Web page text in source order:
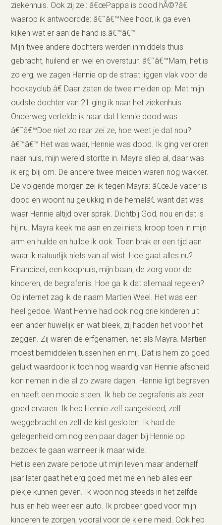
ziekenhuis. Ook zij zei: â€œPappa is dood hÃ©?â€
waarop ik antwoordde: â€˜â€™Nee hoor, ik ga even
kijken wat er aan de hand is.â€™â€™
Mijn twee andere dochters werden inmiddels thuis
gebracht, huilend en wel en overstuur. â€˜â€™Mam, het is
zo erg, we zagen Hennie op de straat liggen vlak voor de
hockeyclub.â€ Daar zaten de twee meiden op. Met mijn
oudste dochter van 21 ging ik naar het ziekenhuis.
Onderweg vertelde ik haar dat Hennie dood was.
â€˜â€™Doe niet zo raar zei ze, hoe weet je dat nou?
â€™â€™ Het was waar, Hennie was dood. Ik ging verloren
naar huis, mijn wereld stortte in. Mayra sliep al, daar was
ik erg blij om. De andere twee meiden waren nog wakker.
De volgende morgen zei ik tegen Mayra: â€œJe vader is
dood en woont nu gelukkig in de hemelâ€ want dat was
waar Hennie altijd over sprak. Dichtbij God, nou en dat is
hij nu. Mayra keek me aan en zei niets, kroop toen in mijn
arm en huilde en huilde ik ook. Toen brak er een tijd aan
waar ik natuurlijk niets van af wist. Hoe gaat alles nu?
Financieel, een koophuis, mijn baan, de zorg voor de
kinderen, de begrafenis. Hoe ga ik dat allemaal regelen?
Op internet zag ik de naam Martien Weel. Het was een
heel gedoe. Want Hennie had ook nog drie kinderen uit
een ander huwelijk en wat bleek, zij hadden het voor het
zeggen. Zij waren de erfgenamen, net als Mayra. Martien
moest bemiddelen tussen hen en mij. Dat is hem zo goed
gelukt waardoor ik toch nog waardig van Hennie afscheid
kon nemen in die al zo zware dagen. Hennie ligt begraven
en heeft een mooie steen. Ik heb de begrafenis als zeer
goed ervaren. Ik heb Hennie zelf aangekleed, zelf
weggebracht en zelf de kist gesloten. Ik had de
gelegenheid om nog een paar dagen bij Hennie op
bezoek te gaan wanneer ik maar wilde.
Het is een zware periode uit mijn leven maar anderhalf
jaar later gaat het erg goed met me en heb alles een
plekje kunnen geven. Ik woon nog steeds in het zelfde
huis en heb weer een auto. Ik probeer goed voor mijn
kinderen te zorgen, vooral voor de kleine meid. Ook heb